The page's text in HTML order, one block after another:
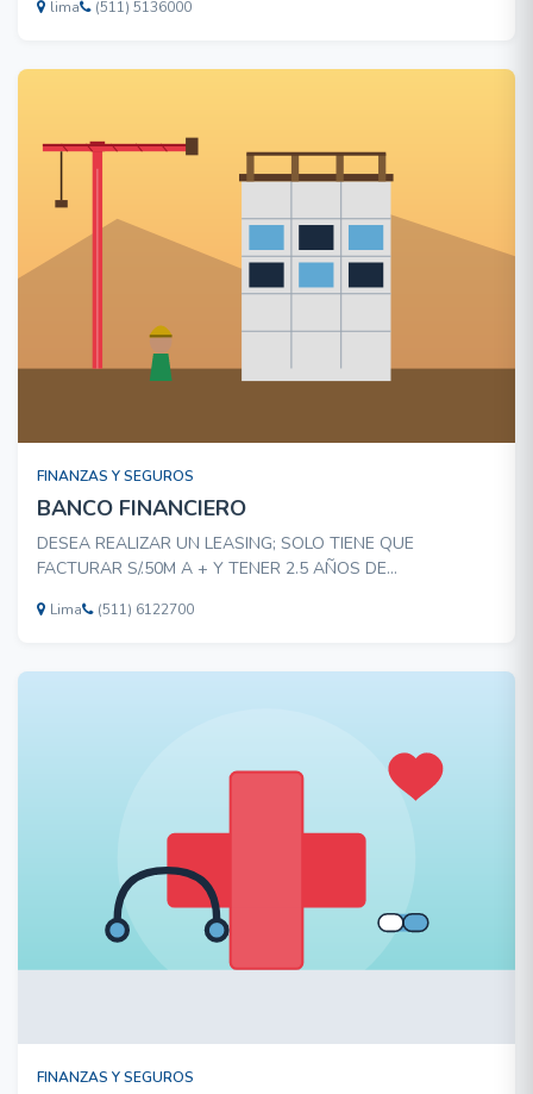
lima (511) 5136000
FINANZAS Y SEGUROS
BANCO FINANCIERO
DESEA REALIZAR UN LEASING; SOLO TIENE QUE
FACTURAR S/.50M A + Y TENER 2.5 AÑOS DE
PRESENTANDO 2 ULTIMOS BALANCES Y EEFF + 4ULTIMOS
DAVID ZAMALLOA 9415*498 92772289
Lima (511) 6122700
FINANZAS Y SEGUROS